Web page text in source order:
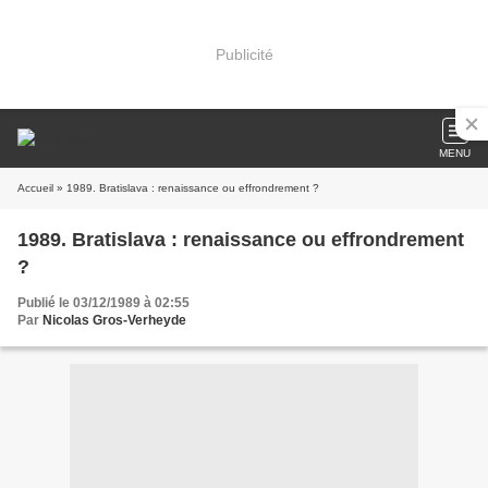
Publicité
MENU
Accueil » 1989. Bratislava : renaissance ou effrondrement ?
1989. Bratislava : renaissance ou effrondrement
?
Publié le 03/12/1989 à 02:55
Par Nicolas Gros-Verheyde